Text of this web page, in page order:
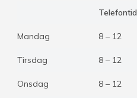
Telefontid
Mandag 8 – 12
Tirsdag 8 – 12
Onsdag 8 – 12